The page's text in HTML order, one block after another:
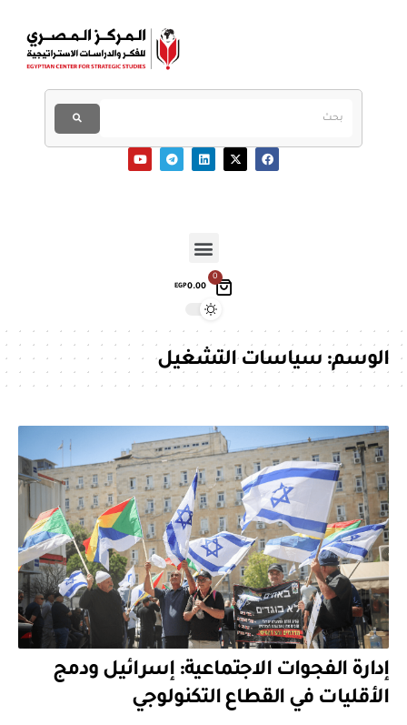
0
EGP0.00
الوسم:سياسات التشغيل
إدارة الفجوات الاجتماعية: إسرائيل ودمج
الأقليات في القطاع التكنولوجي